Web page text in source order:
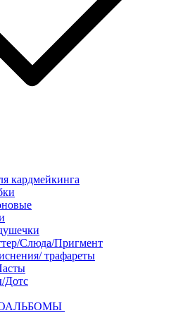
кардмейкинга
Слюда/Пригмент
трафареты
Дотс